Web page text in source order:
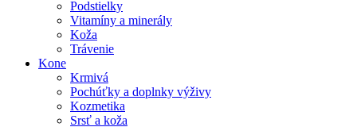
Podstielky
Vitamíny a minerály
Koža
Trávenie
Kone
Krmivá
Pochúťky a doplnky výživy
Kozmetika
Srsť a koža